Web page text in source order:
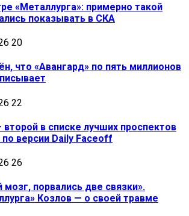
«Металлурга»: примерно такой
показывать в СКА
20
что «Авангард» по пять миллионов
22
второй в списке лучших проспектов
версии Daily Faceoff
26
порвались две связки».
Козлов — о своей травме